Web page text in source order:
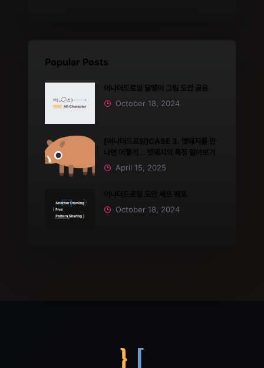
Popular Posts
어나더드로잉 달팽이 그림 도안 공유
October 18, 2024
[어나더드로잉]CASE 3. 멧돼지를 만
나면 어떻게... 멧돼지의 특징 알아보기
April 15, 2025
October 18, 2024